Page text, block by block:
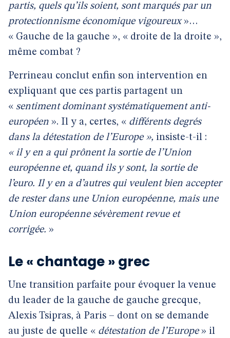
partis, quels qu’ils soient, sont marqués par un
protectionnisme économique vigoureux»…
« Gauche de la gauche », « droite de la droite »,
même combat ?
Perrineau conclut enfin son intervention en
expliquant que ces partis partagent un
« sentiment dominant systématiquement anti-
européen ». Il y a, certes, « différents degrés
dans la détestation de l’Europe », insiste-t-il :
« il y en a qui prônent la sortie de l’Union
européenne et, quand ils y sont, la sortie de
l’euro. Il y en a d’autres qui veulent bien accepter
de rester dans une Union européenne, mais une
Union européenne sévèrement revue et
corrigée. »
Le « chantage » grec
Une transition parfaite pour évoquer la venue
du leader de la gauche de gauche grecque,
Alexis Tsipras, à Paris – dont on se demande
au juste de quelle « détestation de l’Europe» il